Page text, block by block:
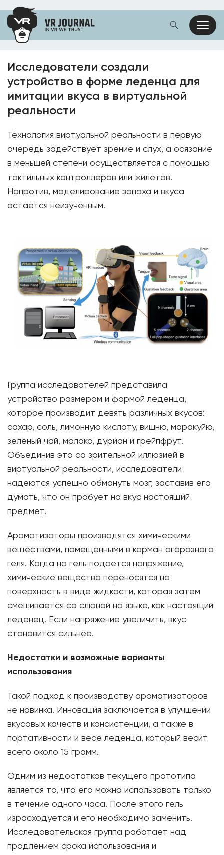
Исследователи создали
устройство в форме леденца для
имитации вкуса в виртуальной
реальности
Технология виртуальной реальности в первую
очередь задействует зрение и слух, а осязание
в меньшей степени осуществляется с помощью
тактильных контроллеров или жилетов.
Напротив, моделирование запаха и вкуса
остается неизученным.
Группа исследователей представила
устройство размером и формой леденца,
которое производит девять различных вкусов:
сахар, соль, лимонную кислоту, вишню, маракуйю,
зеленый чай, молоко, дуриан и грейпфрут.
Объединив это со зрительной иллюзией в
виртуальной реальности, исследователи
надеются успешно обмануть мозг, заставив его
думать, что он пробует на вкус настоящий
предмет.
Ароматизаторы производятся химическими
веществами, помещенными в карман агарозного
геля. Когда на гель подается напряжение,
химические вещества переносятся на
поверхность в виде жидкости, которая затем
смешивается со слюной на языке, как настоящий
леденец. Если напряжение увеличить, вкус
становится сильнее.
Недостатки и возможные варианты
использования
Такой подход к производству ароматизаторов
не новинка. Инновация заключается в улучшении
вкусовых качеств и консистенции, а также в
портативности и весе леденца, который весит
всего около 15 грамм.
Одним из недостатков текущего прототипа
является то, что его можно использовать только
в течение одного часа. После этого гель
израсходуется и его необходимо заменить.
Исследовательская группа работает над
продлением срока использования и